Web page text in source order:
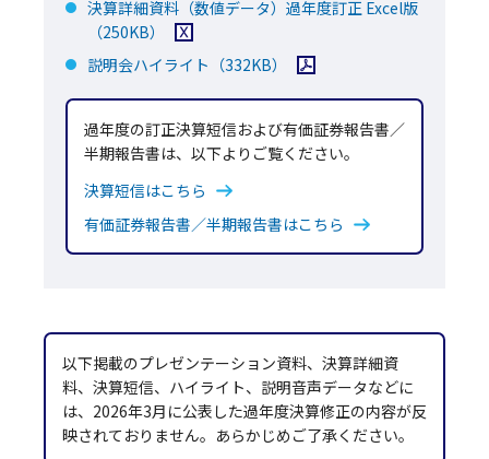
決算詳細資料（数値データ）過年度訂正 Excel版
（250KB）
Excelファイルをダウンロード
説明会ハイライト （332KB） PDFファイルを開く
過年度の訂正決算短信および有価証券報告書／
半期報告書は、以下よりご覧ください。
決算短信はこちら
有価証券報告書／半期報告書はこちら
以下掲載のプレゼンテーション資料、決算詳細資
料、決算短信、ハイライト、説明音声データなどに
は、2026年3月に公表した過年度決算修正の内容が反
映されておりません。あらかじめご了承ください。